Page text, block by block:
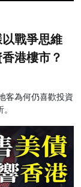
戰爭思維
港樓市？
客為何仍喜歡投資